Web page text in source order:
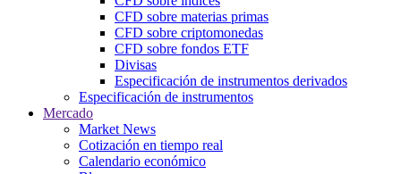
CFD sobre materias primas
CFD sobre criptomonedas
CFD sobre fondos ETF
Divisas
Especificación de instrumentos derivados
Especificación de instrumentos
Mercado
Market News
Cotización en tiempo real
Calendario económico